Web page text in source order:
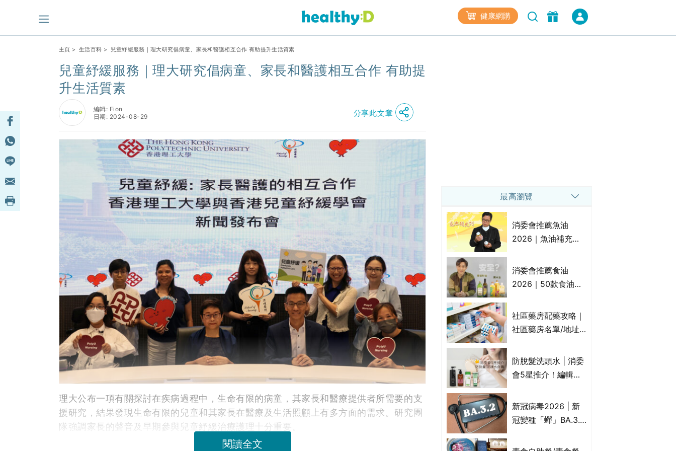
健康網購
主頁 > 生活百科 > 兒童紓緩服務｜理大研究倡病童、家長和醫護相互合作 有助提升生活質素
兒童紓緩服務｜理大研究倡病童、家長和醫護相互合作 有助提
升生活質素
編輯: Fion
日期: 2024-08-29
分享此文章
理大公布一項有關探討在疾病過程中，生命有限的病童，其家長和醫療提供者所需要的支
援研究，結果發現生命有限的兒童和其家長在醫療及生活照顧上有多方面的需求。研究團
隊強調家長的聲音及早期參與兒童紓緩治療護理十分重要。
閱讀全文
最高瀏覽
消委會推薦魚油
2026｜魚油補充劑
名單｜附1款國際魚
油標準5星認證 針對
消委會推薦食油
2026｜50款食油評
物｜21款健康煮食油
總評達5星滿分名單
花籽油/花生油等)
社區藥房配藥攻略｜
社區藥房名單/地址/
法一覽表｜社區藥房
是甚麼？可以申請藥
防脫髮洗頭水 | 消委
會5星推介！編輯加
比較：位元堂、呂、
PANTOGAR、純素
新冠病毒2026 | 新
冠變種「蟬」BA.3.2
播、風險與預防方法